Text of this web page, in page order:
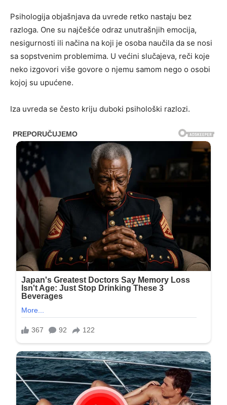
Psihologija objašnjava da uvrede retko nastaju bez
razloga. One su najčešće odraz unutrašnjih emocija,
nesigurnosti ili načina na koji je osoba naučila da se nosi
sa sopstvenim problemima. U većini slučajeva, reči koje
neko izgovori više govore o njemu samom nego o osobi
kojoj su upućene.
Iza uvreda se često kriju duboki psihološki razlozi.